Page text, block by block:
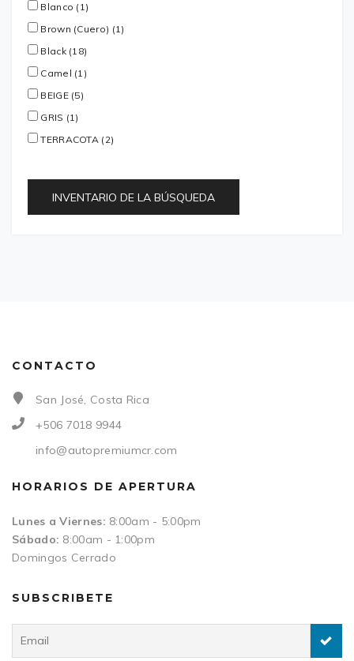
Blanco (1)
Brown (Cuero) (1)
Black (18)
Camel (1)
BEIGE (5)
GRIS (1)
TERRACOTA (2)
INVENTARIO DE LA BÚSQUEDA
CONTACTO
San José, Costa Rica
+506 7018 9944
info@autopremiumcr.com
HORARIOS DE APERTURA
Lunes a Viernes: 8:00am - 5:00pm
Sábado: 8:00am - 1:00pm
Domingos Cerrado
SUBSCRIBETE